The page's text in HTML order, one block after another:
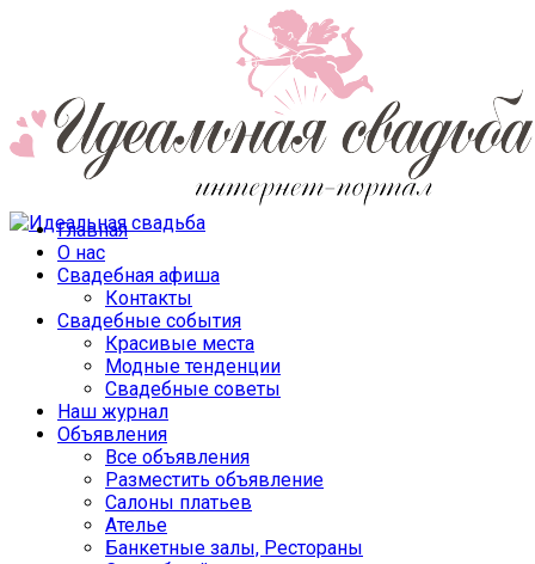
Главная
О нас
Свадебная афиша
Контакты
Свадебные события
Красивые места
Модные тенденции
Свадебные советы
Наш журнал
Объявления
Все объявления
Разместить объявление
Салоны платьев
Ателье
Банкетные залы, Рестораны